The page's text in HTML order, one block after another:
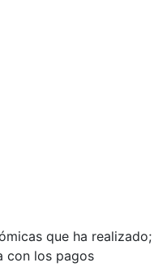
que ha realizado;
con los pagos